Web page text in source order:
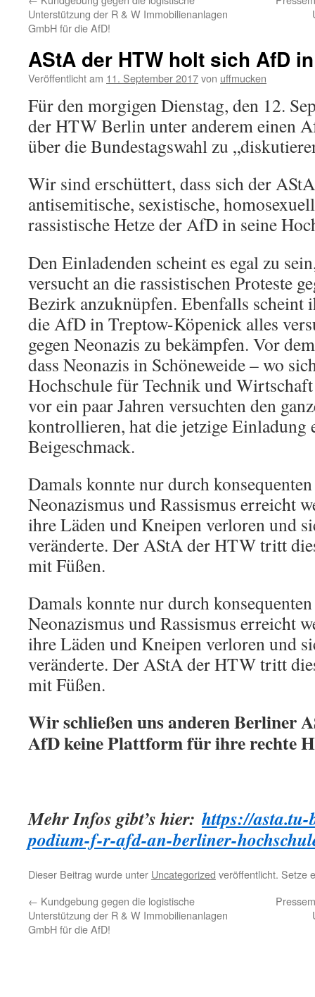
Unterstützung der R & W Immobilienanlagen
GmbH für die AfD!
AStA der HTW holt sich AfD
Veröffentlicht am 11. September 2017von uffmucken
Für den morgigen Dienstag, den 12.
der HTW Berlin unter anderem einen
über die Bundestagswahl zu
Wir sind erschüttert, dass sich der
antisemitische, sexistische,
rassistische Hetze der AfD in seine
Den Einladenden scheint es egal zu
versucht an die rassistischen Proteste
Bezirk anzuknüpfen. Ebenfalls scheint
die AfD in Treptow-Köpenick alles
gegen Neonazis zu bekämpfen. Vor
dass Neonazis in Schöneweide – wo
Hochschule für Technik und
vor ein paar Jahren versuchten den
kontrollieren, hat die jetzige Einladung
Beigeschmack.
Damals konnte nur durch
Neonazismus und Rassismus erreicht
ihre Läden und Kneipen verloren und
veränderte. Der AStA der HTW tritt
mit Füßen.
Damals konnte nur durch
Neonazismus und Rassismus erreicht
ihre Läden und Kneipen verloren und
veränderte. Der AStA der HTW tritt
mit Füßen.
Wir schließen uns anderen Berliner
AfD keine Plattform für ihre rechte
Mehr Infos gibt’s hier:https://asta.tu-
podium-f-r-afd-an-berliner-
Dieser Beitrag wurde unter Uncategorized veröffentlicht. Setze
← Kundgebung gegen die logistische
Unterstützung der R & W Immobilienanlagen
GmbH für die AfD!